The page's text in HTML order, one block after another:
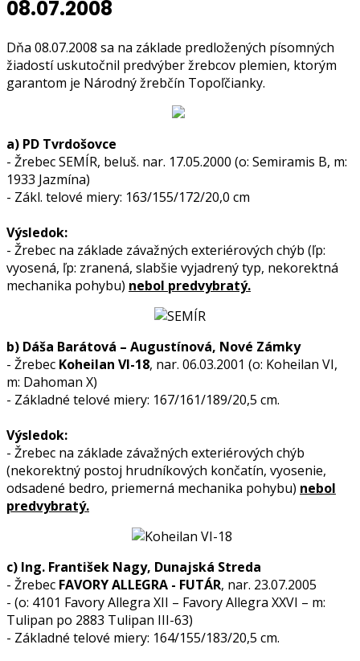
08.07.2008
Dňa 08.07.2008 sa na základe predložených písomných
žiadostí uskutočnil predvýber žrebcov plemien, ktorým
garantom je Národný žrebčín Topoľčianky.
a) PD Tvrdošovce
- Žrebec SEMÍR, beluš. nar. 17.05.2000 (o: Semiramis B, m:
1933 Jazmína)
- Zákl. telové miery: 163/155/172/20,0 cm
Výsledok:
- Žrebec na základe závažných exteriérových chýb (ľp:
vyosená, ľp: zranená, slabšie vyjadrený typ, nekorektná
mechanika pohybu) nebol predvybratý.
b) Dáša Barátová – Augustínová, Nové Zámky
- Žrebec Koheilan VI-18, nar. 06.03.2001 (o: Koheilan VI,
m: Dahoman X)
- Základné telové miery: 167/161/189/20,5 cm.
Výsledok:
- Žrebec na základe závažných exteriérových chýb
(nekorektný postoj hrudníkových končatín, vyosenie,
odsadené bedro, priemerná mechanika pohybu) nebol
predvybratý.
c) Ing. František Nagy, Dunajská Streda
- Žrebec FAVORY ALLEGRA - FUTÁR, nar. 23.07.2005
- (o: 4101 Favory Allegra XII – Favory Allegra XXVI – m:
Tulipan po 2883 Tulipan III-63)
- Základné telové miery: 164/155/183/20,5 cm.